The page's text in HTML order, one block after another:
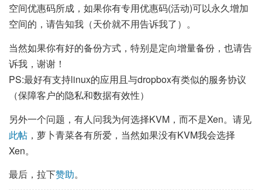
空间优惠码所成，如果你有专用优惠码(活动)可以永久增加
空间的，请告知我（天价就不用告诉我了）。
当然如果你有好的备份方式，特别是定向增量备份，也请告
诉我，谢谢！
PS:最好有支持linux的应用且与dropbox有类似的服务协议
（保障客户的隐私和数据有效性）
另外一个问题，有人问我为何选择KVM，而不是Xen。请见
此帖 ，萝卜青菜各有所爱，当然如果没有KVM我会选择
Xen。
最后，拉下赞助。